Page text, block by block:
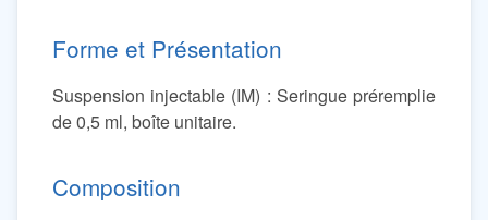
Forme et Présentation
Suspension injectable (IM) : Seringue préremplie
de 0,5 ml, boîte unitaire.
Composition